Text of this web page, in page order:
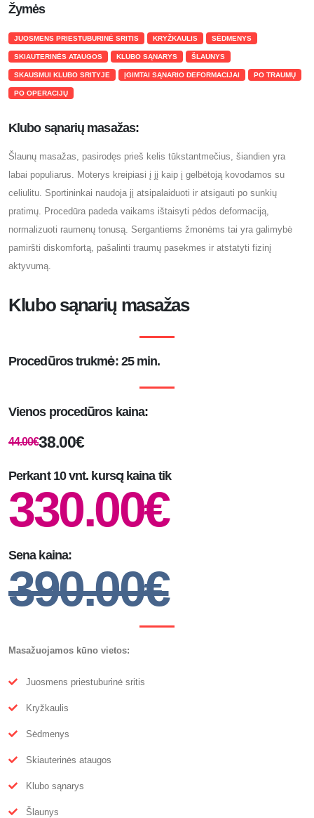
Žymės
JUOSMENS PRIESTUBURINĖ SRITIS KRYŽKAULIS SĖDMENYS
SKIAUTERINĖS ATAUGOS KLUBO SĄNARYS ŠLAUNYS
SKAUSMUI KLUBO SRITYJE ĮGIMTAI SĄNARIO DEFORMACIJAI PO TRAUMŲ
PO OPERACIJŲ
Klubo sąnarių masažas:
Šlaunų masažas, pasirodęs prieš kelis tūkstantmečius, šiandien yra
labai populiarus. Moterys kreipiasi į jį kaip į gelbėtoją kovodamos su
celiulitu. Sportininkai naudoja jį atsipalaiduoti ir atsigauti po sunkių
pratimų. Procedūra padeda vaikams ištaisyti pėdos deformaciją,
normalizuoti raumenų tonusą. Sergantiems žmonėms tai yra galimybė
pamiršti diskomfortą, pašalinti traumų pasekmes ir atstatyti fizinį
aktyvumą.
Klubo sąnarių masažas
Procedūros trukmė: 25 min.
Vienos procedūros kaina:
38.00€
44.00€
Perkant 10 vnt. kursą kaina tik
330.00€
Sena kaina:
390.00€
Masažuojamos kūno vietos:
Juosmens priestuburinė sritis
Kryžkaulis
Sėdmenys
Skiauterinės ataugos
Klubo sąnarys
Šlaunys